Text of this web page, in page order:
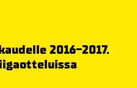
2016-2017.